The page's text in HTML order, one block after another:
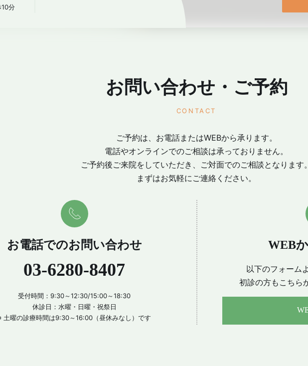
分
お問い合わせ・ご予約
CONTACT
ご予約は、お電話またはWEBから承ります。
電話やオンラインでのご相談は承っておりません。
ご予約後ご来院をしていただき、ご対面でのご相談となります
まずはお気軽にご連絡ください。
お電話でのお問い合わせ
03-6280-8407
受付時間：9:30～12:30/15:00～18:30
休診日：水曜・日曜・祝祭日
土曜の診療時間は9:30～16:00（昼休みなし）です
WEB
以下のフォーム
初診の方もこちら